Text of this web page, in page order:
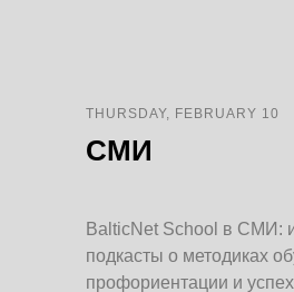
THURSDAY, FEBRUARY 10
СМИ
BalticNet School в СМИ:
подкасты о методиках
профориентации и